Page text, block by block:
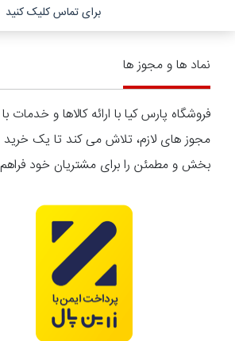
برای تماس کلیک کنید
نماد ها و مجوز ها
فروشگاه پارس کیا با ارائه کالاها و
مجوز های لازم، تلاش می کند تا یک خرید
بخش و مطمئن را برای مشتریان خود